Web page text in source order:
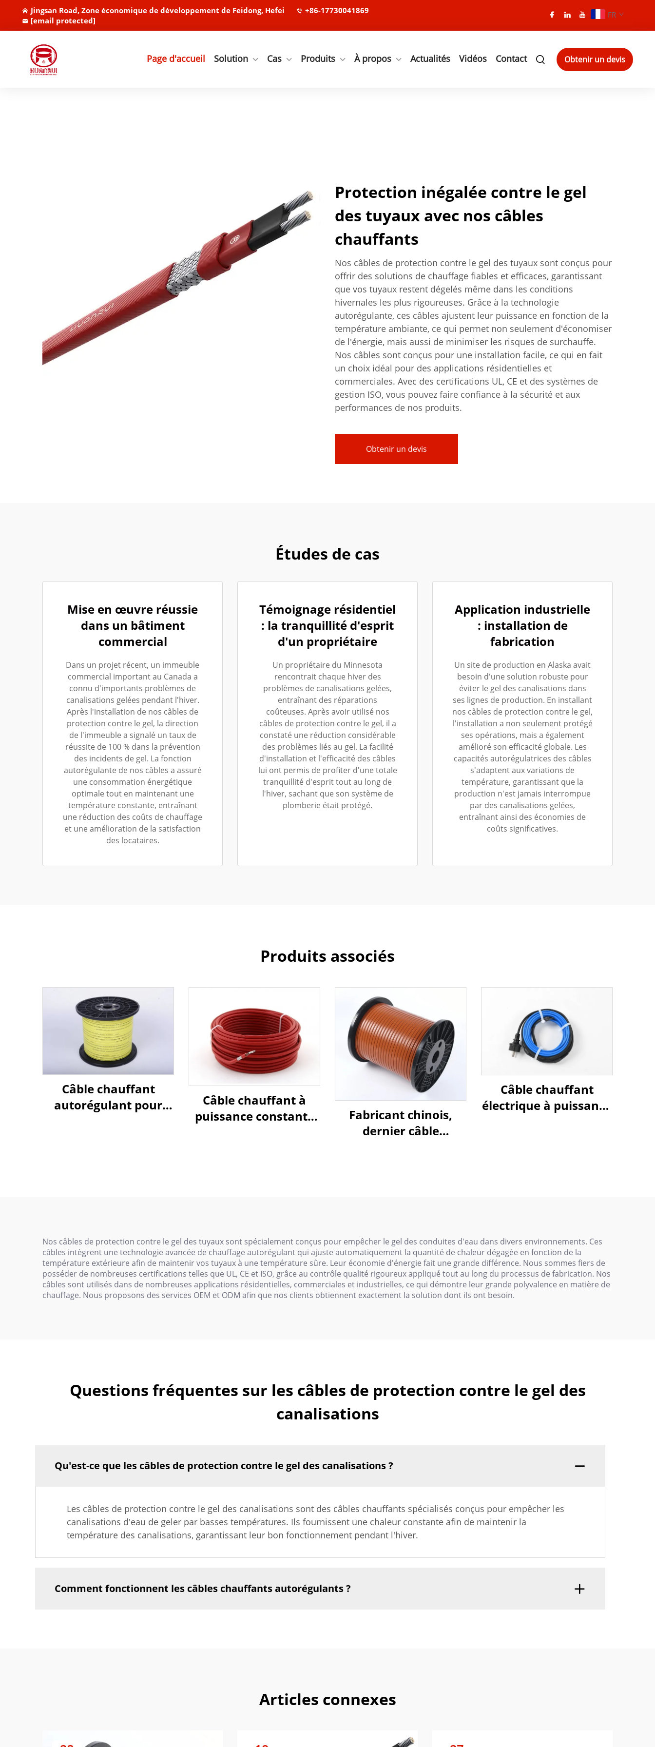
Jingsan Road, Zone économique de développement de Feidong, Hefei
+86-17730041869
[email protected]
FR
Page d'accueil Solution Cas Produits À propos Actualités Vidéos Contact Obtenir un devis
Protection inégalée contre le gel
des tuyaux avec nos câbles
chauffants
Nos câbles de protection contre le gel des tuyaux sont conçus pour
offrir des solutions de chauffage fiables et efficaces, garantissant
que vos tuyaux restent dégelés même dans les conditions
hivernales les plus rigoureuses. Grâce à la technologie
autorégulante, ces câbles ajustent leur puissance en fonction de la
température ambiante, ce qui permet non seulement d'économiser
de l'énergie, mais aussi de minimiser les risques de surchauffe.
Nos câbles sont conçus pour une installation facile, ce qui en fait
un choix idéal pour des applications résidentielles et
commerciales. Avec des certifications UL, CE et des systèmes de
gestion ISO, vous pouvez faire confiance à la sécurité et aux
performances de nos produits.
Obtenir un devis
Études de cas
Mise en œuvre réussie
dans un bâtiment
commercial
Dans un projet récent, un immeuble
commercial important au Canada a
connu d'importants problèmes de
canalisations gelées pendant l'hiver.
Après l'installation de nos câbles de
protection contre le gel, la direction
de l'immeuble a signalé un taux de
réussite de 100 % dans la prévention
des incidents de gel. La fonction
autorégulante de nos câbles a assuré
une consommation énergétique
optimale tout en maintenant une
température constante, entraînant
une réduction des coûts de chauffage
et une amélioration de la satisfaction
des locataires.
Témoignage résidentiel
: la tranquillité d'esprit
d'un propriétaire
Un propriétaire du Minnesota
rencontrait chaque hiver des
problèmes de canalisations gelées,
entraînant des réparations
coûteuses. Après avoir utilisé nos
câbles de protection contre le gel, il a
constaté une réduction considérable
des problèmes liés au gel. La facilité
d'installation et l'efficacité des câbles
lui ont permis de profiter d'une totale
tranquillité d'esprit tout au long de
l'hiver, sachant que son système de
plomberie était protégé.
Application industrielle
: installation de
fabrication
Un site de production en Alaska avait
besoin d'une solution robuste pour
éviter le gel des canalisations dans
ses lignes de production. En installant
nos câbles de protection contre le gel,
l'installation a non seulement protégé
ses opérations, mais a également
amélioré son efficacité globale. Les
capacités autorégulatrices des câbles
s'adaptent aux variations de
température, garantissant que la
production n'est jamais interrompue
par des canalisations gelées,
entraînant ainsi des économies de
coûts significatives.
Produits associés
Câble chauffant
autorégulant pour
Câble chauffant à
puissance constante
Fabricant chinois,
dernier câble
Câble chauffant
électrique à puissance
Nos câbles de protection contre le gel des tuyaux sont spécialement conçus pour empêcher le gel des conduites d'eau dans divers environnements. Ces
câbles intègrent une technologie avancée de chauffage autorégulant qui ajuste automatiquement la quantité de chaleur dégagée en fonction de la
température extérieure afin de maintenir vos tuyaux à une température sûre. Leur économie d'énergie fait une grande différence. Nous sommes fiers de
posséder de nombreuses certifications telles que UL, CE et ISO, grâce au contrôle qualité rigoureux appliqué tout au long du processus de fabrication. Nos
câbles sont utilisés dans de nombreuses applications résidentielles, commerciales et industrielles, ce qui démontre leur grande polyvalence en matière de
chauffage. Nous proposons des services OEM et ODM afin que nos clients obtiennent exactement la solution dont ils ont besoin.
Questions fréquentes sur les câbles de protection contre le gel des
canalisations
Qu'est-ce que les câbles de protection contre le gel des canalisations ?
Les câbles de protection contre le gel des canalisations sont des câbles chauffants spécialisés conçus pour empêcher les
canalisations d'eau de geler par basses températures. Ils fournissent une chaleur constante afin de maintenir la
température des canalisations, garantissant leur bon fonctionnement pendant l'hiver.
Comment fonctionnent les câbles chauffants autorégulants ?
Articles connexes